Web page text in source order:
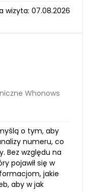
wizyta: 07.08.2026
Whonows
o tym, aby
numeru, co
Bez względu na
pojawił się w
jakie
aby w jak